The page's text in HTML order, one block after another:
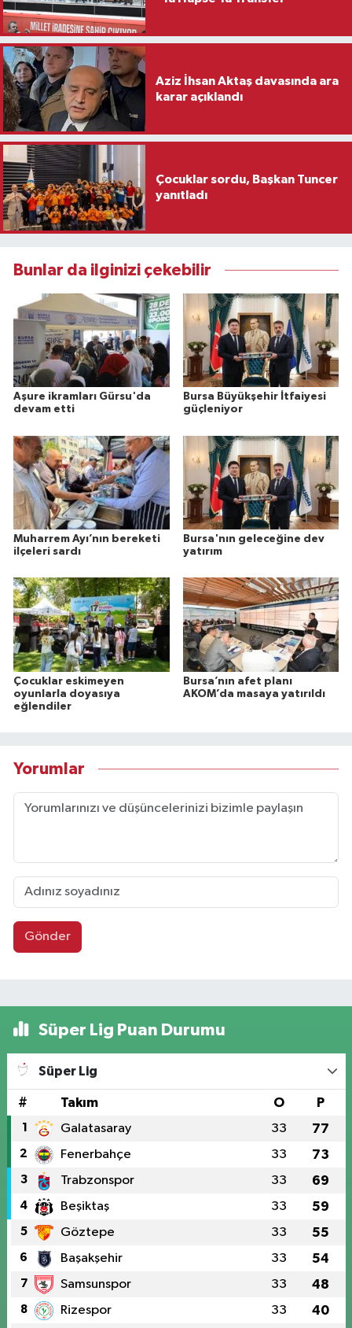
Aziz İhsan Aktaş davasında ara
karar açıklandı
Çocuklar sordu, Başkan Tuncer
yanıtladı
Bunlar da ilginizi çekebilir
Aşure ikramları Gürsu'da
devam etti
Bursa Büyükşehir İtfaiyesi
güçleniyor
Muharrem Ayı’nın bereketi
ilçeleri sardı
Bursa'nın geleceğine dev
yatırım
Çocuklar eskimeyen
oyunlarla doyasıya
eğlendiler
Bursa’nın afet planı
AKOM’da masaya yatırıldı
Yorumlar
Gönder
Süper Lig Puan Durumu
Süper Lig
# Takım O P
1 Galatasaray 33 77
2 Fenerbahçe 33 73
3 Trabzonspor 33 69
4 Beşiktaş 33 59
5 Göztepe 33 55
6 Başakşehir 33 54
7 Samsunspor 33 48
8 Rizespor 33 40